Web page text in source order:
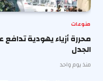
منوعات
محررة أزياء يهودية تدافع
الجدل
منذ يوم واحد